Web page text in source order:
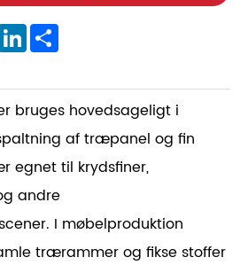
LinkedIn
bruges hovedsageligt i
af træpanel og fin
egnet til krydsfiner,
andre
I møbelproduktion
trærammer og fikse stoffer